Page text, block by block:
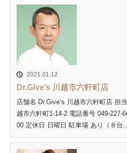
2021.01.12
Dr.Give’s 川越市六軒町店
店舗名 Dr.Give’s 川越市六軒町店 担
越市六軒町1-14-2 電話番号 049-227-
00 定休日 日曜日 駐車場 あり（８台